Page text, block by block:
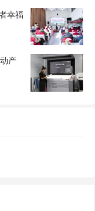
幸福
产